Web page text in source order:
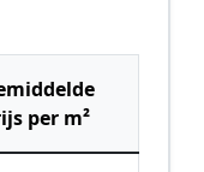
per m²